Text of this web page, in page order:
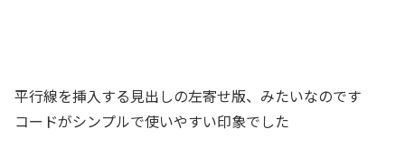
平行線を挿入する見出しの左寄せ版、みたいなのです
コードがシンプルで使いやすい印象でした